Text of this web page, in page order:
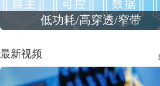
低功耗/高穿透/窄带
最新视频